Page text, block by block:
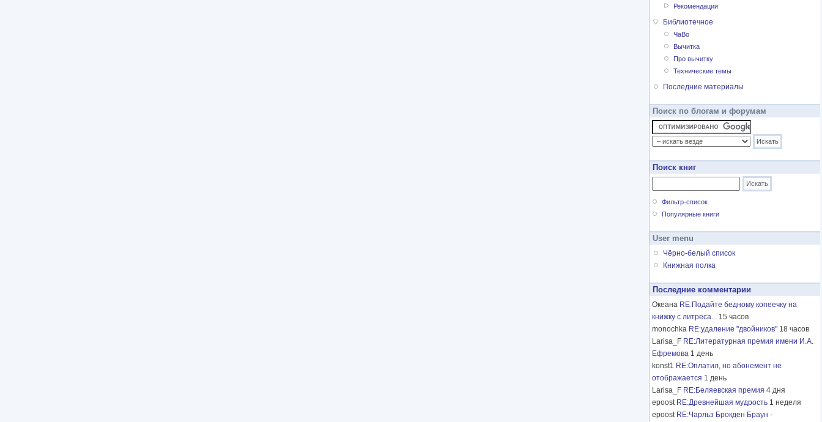
Рекомендации
Библиотечное
ЧаВо
Вычитка
Про вычитку
Технические темы
Последние материалы
Поиск по блогам и форумам
Поиск книг
Фильтр-список
Популярные книги
User menu
Чёрно-белый список
Книжная полка
Последние комментарии
Океана RE:Подайте бедному копеечку на
книжку с литреса... 15 часов
monochka RE:удаление "двойников" 18 часов
Larisa_F RE:Литературная премия имени И.А.
Ефремова 1 день
konst1 RE:Оплатил, но абонемент не
отображается 1 день
Larisa_F RE:Беляевская премия 4 дня
epoost RE:Древнейшая мудрость 1 неделя
epoost RE:Чарльз Брокден Браун -